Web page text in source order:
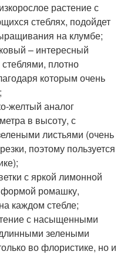
растение с
стеблях, подойдет
на клумбе;
– интересный
плотно
которым очень
желтый аналог
в высоту, с
листьями (очень
поэтому пользуется
с яркой лимонной
ромашку,
каждом стебле;
с насыщенными
зелеными
во флористике, но и